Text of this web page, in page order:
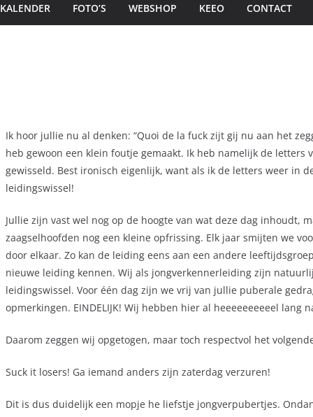
KALENDER FOTO’S WEBSHOP KEEO CONTACT
Ik hoor jullie nu al denken: “Quoi de la fuck zijt gij nu aan het
heb gewoon een klein foutje gemaakt. Ik heb namelijk de letters
gewisseld. Best ironisch eigenlijk, want als ik de letters weer in
leidingswissel!
Jullie zijn vast wel nog op de hoogte van wat deze dag inhoudt,
zaagselhoofden nog een kleine opfrissing. Elk jaar smijten we
door elkaar. Zo kan de leiding eens aan een andere
nieuwe leiding kennen. Wij als jongverkennerleiding zijn
leidingswissel. Voor één dag zijn we vrij van jullie puberale
opmerkingen. EINDELIJK! Wij hebben hier al heeeeeeeeeel lang
Daarom zeggen wij opgetogen, maar toch respectvol het
Suck it losers! Ga iemand anders zijn zaterdag verzuren!
Dit is dus duidelijk een mopje he liefstje jongverpubertjes.